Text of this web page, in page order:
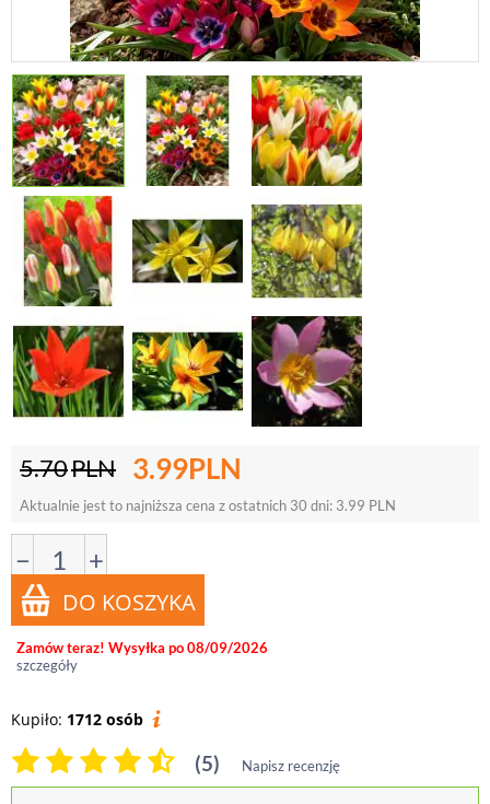
5.70PLN 3.99PLN
Aktualnie jest to najniższa cena z ostatnich 30 dni: 3.99 PLN
− +
Zamów teraz! Wysyłka po 08/09/2026
szczegóły
Kupiło: 1712 osób
(5) Napisz recenzję